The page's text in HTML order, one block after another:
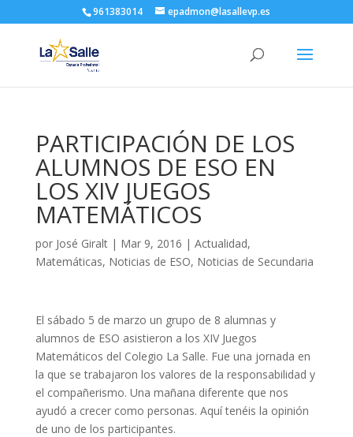
961383014 epadmon@lasallevp.es
PARTICIPACIÓN DE LOS
ALUMNOS DE ESO EN
LOS XIV JUEGOS
MATEMÁTICOS
por José Giralt| Mar 9, 2016 | Actualidad,
Matemáticas, Noticias de ESO, Noticias de Secundaria
El sábado 5 de marzo un grupo de 8 alumnas y
alumnos de ESO asistieron a los XIV Juegos
Matemáticos del Colegio La Salle. Fue una jornada en
la que se trabajaron los valores de la responsabilidad y
el compañerismo. Una mañana diferente que nos
ayudó a crecer como personas. Aquí tenéis la opinión
de uno de los participantes.